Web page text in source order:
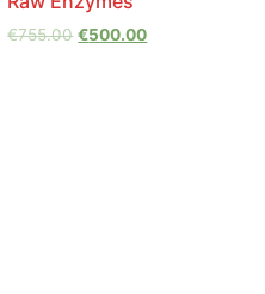
€755.00 €500.00